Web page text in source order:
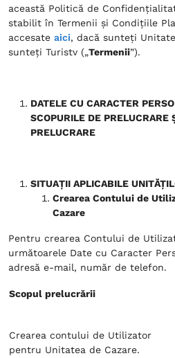
această Politică de
stabilit în Termenii și Condițiile
accesate aici, dacă sunteți
sunteți Turistv („Termenii”).
DATELE CU CARACTER
SCOPURILE DE PRELUCRARE
PRELUCRARE
SITUAȚII APLICABILE
Crearea Contului de
Cazare
Pentru crearea Contului de
următoarele Date cu Caracter
adresă e-mail, număr de telefon.
Scopul prelucrării
Crearea contului de Utilizator
pentru Unitatea de Cazare.